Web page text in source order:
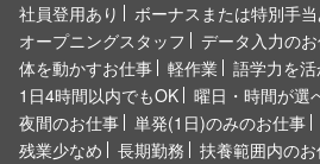
社員登用あり
ボーナスまたは特別手当
オープニングスタッフ
データ入力の
体を動かすお仕事
軽作業 語学力を活
1日4時間以内でもOK
曜日・時間が選
夜間のお仕事
単発(1日)のみのお仕事
残業少なめ
長期勤務
扶養範囲内の